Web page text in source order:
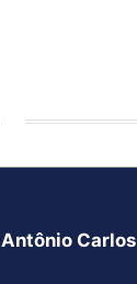
Antônio Carlos